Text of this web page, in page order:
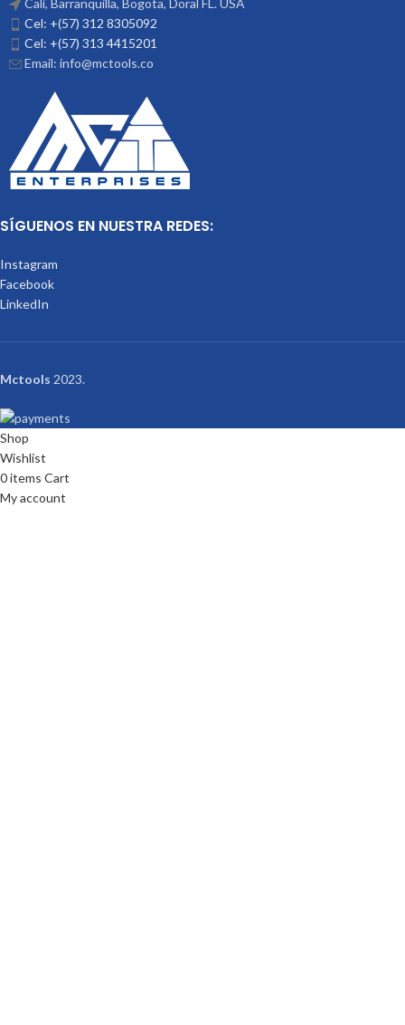
Cel: +(57) 312 8305092
Cel: +(57) 313 4415201
Email: info@mctools.co
SÍGUENOS EN NUESTRA REDES:
Instagram
Facebook
LinkedIn
Mctools 2023.
Shop
Wishlist
0items Cart
My account